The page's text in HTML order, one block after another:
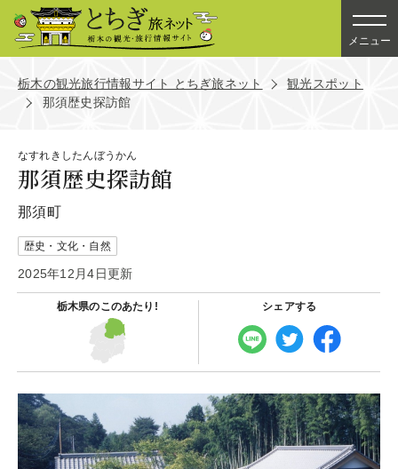
メニュー
栃木の観光旅行情報サイト とちぎ旅ネット
観光スポット
那須歴史探訪館
なすれきしたんぼうかん
那須歴史探訪館
那須町
歴史・文化・自然
2025年12月4日更新
栃木県のこのあたり! シェアする